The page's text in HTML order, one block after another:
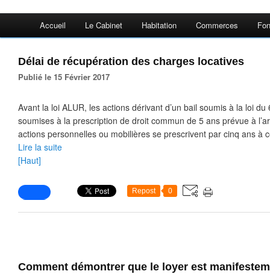
Accueil Le Cabinet Habitation Commerces
Délai de récupération des charges locatives
Publié le 15 Février 2017
Avant la loi ALUR, les actions dérivant d’un bail soumis à la loi
soumises à la prescription de droit commun de 5 ans prévue à
actions personnelles ou mobilières se prescrivent par cinq ans à
Lire la suite
[Haut]
Repost 0
Comment démontrer que le loyer est